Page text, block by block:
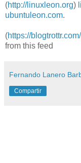
(http://linuxleon.org)
ubuntuleon.com.
(https://
from this feed
Fernando Lanero
Compartir